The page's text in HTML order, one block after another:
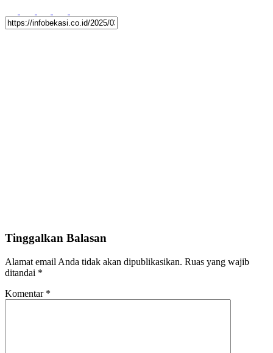
Tinggalkan Balasan
Alamat email Anda tidak akan dipublikasikan. Ruas yang wajib
ditandai *
Komentar *